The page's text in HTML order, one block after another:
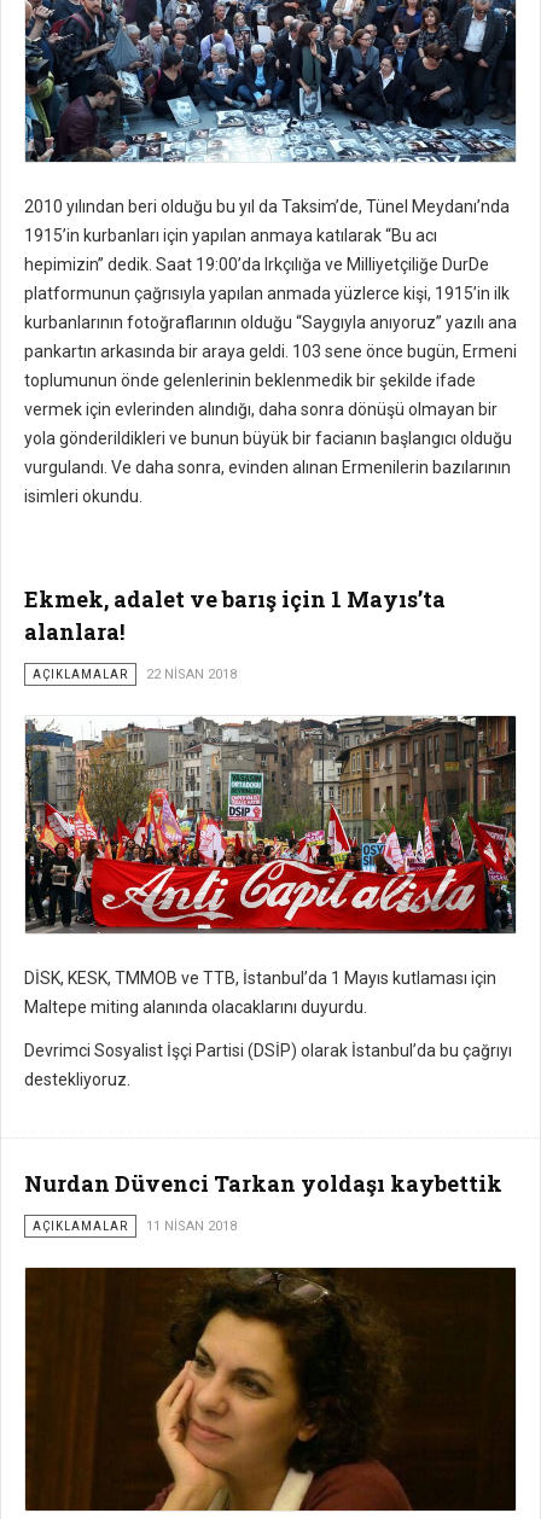
2010 yılından beri olduğu bu yıl da Taksim’de, Tünel Meydanı’nda
1915’in kurbanları için yapılan anmaya katılarak “Bu acı
hepimizin” dedik. Saat 19:00’da Irkçılığa ve Milliyetçiliğe DurDe
platformunun çağrısıyla yapılan anmada yüzlerce kişi, 1915’in ilk
kurbanlarının fotoğraflarının olduğu “Saygıyla anıyoruz” yazılı ana
pankartın arkasında bir araya geldi. 103 sene önce bugün, Ermeni
toplumunun önde gelenlerinin beklenmedik bir şekilde ifade
vermek için evlerinden alındığı, daha sonra dönüşü olmayan bir
yola gönderildikleri ve bunun büyük bir facianın başlangıcı olduğu
vurgulandı. Ve daha sonra, evinden alınan Ermenilerin bazılarının
isimleri okundu.
Ekmek, adalet ve barış için 1 Mayıs’ta
alanlara!
AÇIKLAMALAR 22 NISAN 2018
DİSK, KESK, TMMOB ve TTB, İstanbul’da 1 Mayıs kutlaması için
Maltepe miting alanında olacaklarını duyurdu.
Devrimci Sosyalist İşçi Partisi (DSİP) olarak İstanbul’da bu çağrıyı
destekliyoruz.
Nurdan Düvenci Tarkan yoldaşı kaybettik
AÇIKLAMALAR 11 NISAN 2018